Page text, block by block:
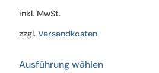
inkl. MwSt.
zzgl. Versandkosten
Ausführung wählenProdukt